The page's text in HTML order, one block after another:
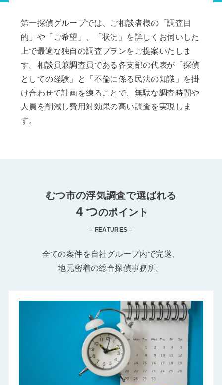
第一探偵グループでは、ご相談者様の「調査目
的」や「ご希望」、「状況」を詳しくお伺いした
上で最適な独自の調査プランをご提案いたしま
す。相談員兼調査員である各支部の代表が「探偵
としての経験」と「不倫に係る民法の知識」を掛
け合わせて計画を練ることで、無駄な調査時間や
人員を削減し費用対効果の高い調査を実現しま
す。
むつ市の浮気調査で選ばれる
４つのポイント
– FEATURES –
全ての案件を自社グループ内で完遂、
地元密着の総合探偵事務所。